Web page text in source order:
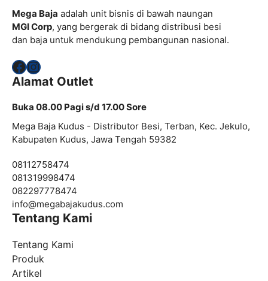
Mega Baja adalah unit bisnis di bawah naungan
MGI Corp, yang bergerak di bidang distribusi besi
dan baja untuk mendukung pembangunan nasional.
Facebook
Instagram
Alamat Outlet
Buka 08.00 Pagi s/d 17.00 Sore
Mega Baja Kudus - Distributor Besi, Terban, Kec. Jekulo,
Kabupaten Kudus, Jawa Tengah 59382
08112758474
081319998474
082297778474
info@megabajakudus.com
Tentang Kami
Tentang Kami
Produk
Artikel